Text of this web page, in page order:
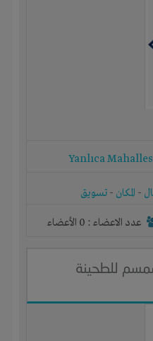
Yanlıca
- المكان - تسويق
عدد الاعضاء : 0 الأعضاء
للطحينة